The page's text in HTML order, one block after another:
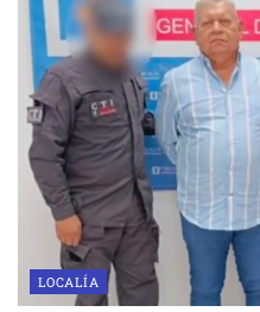
LOCALÍA